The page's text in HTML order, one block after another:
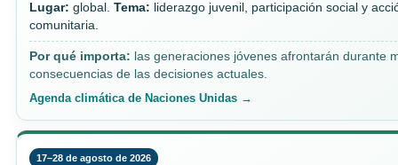
Lugar: global. Tema: liderazgo juvenil, participación social y
comunitaria.
Por qué importa: las generaciones jóvenes afrontarán durante
consecuencias de las decisiones actuales.
Agenda climática de Naciones Unidas →
17–28 de agosto de 2026